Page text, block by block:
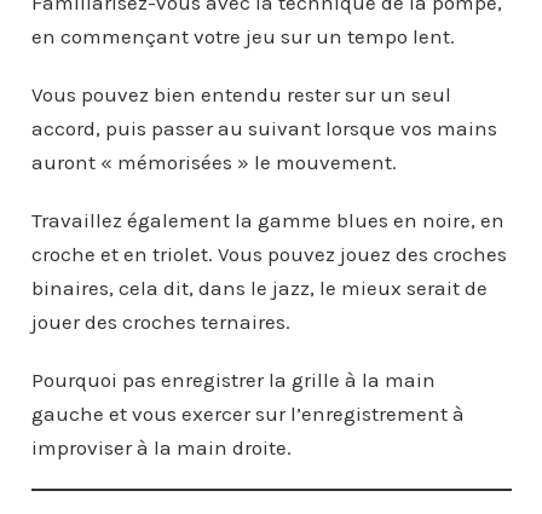
en commençant votre jeu sur un tempo lent.
Vous pouvez bien entendu rester sur un seul
accord, puis passer au suivant lorsque vos mains
auront « mémorisées » le mouvement.
Travaillez également la gamme blues en noire, en
croche et en triolet. Vous pouvez jouez des croches
binaires, cela dit, dans le jazz, le mieux serait de
jouer des croches ternaires.
Pourquoi pas enregistrer la grille à la main
gauche et vous exercer sur l’enregistrement à
improviser à la main droite.